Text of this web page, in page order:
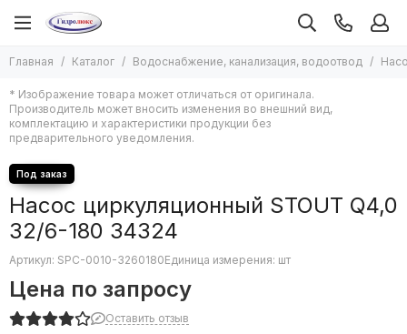
Водоснабжение, канализация, водоотвод
Водонагреватели
Насосы
Насосы
Насосы водоснабжения поверхностные
Насосы водоснабжения погружные
Насосы для сточных вод
Насосы циркуляционные
Автоматика систем водоснабжения
Мембраны для баков
Системы защиты от протечек
Средства монтажа водоснабжения
Кабель греющий в водопровод
Гибкие подводки
Смесители воды
Счетчики воды
Главная Каталог Водоснабжение, канализация, водоотвод
* Изображение товара может отличаться от оригинала.
Производитель может вносить изменения во внешний вид,
комплектацию и характеристики продукции без
предварительного уведомления.
Насос циркуляционный STOUT Q4,0
32/6-180 34324
Артикул: SPC-0010-3260180Единица измерения: шт
Цена по запросу
Оставить отзыв